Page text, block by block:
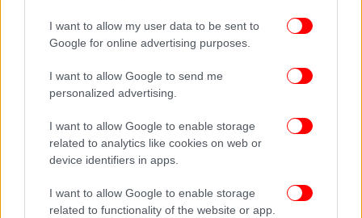
I want to allow my user data to be sent to
Google for online advertising purposes.
I want to allow Google to send me
personalized advertising.
I want to allow Google to enable storage
related to analytics like cookies on web or
device identifiers in apps.
I want to allow Google to enable storage
related to functionality of the website or app.
θητείας του «οι επιδόσεις του στον απαραίτητο
εξορθολογισμό της λειτουργίας του Δημοσίου και
στον περιορισμό των πελατειακών πρακτικών ήταν
δυστυχώς αναιμικές, πέρα από τη διαρκή επίκληση
των απολύσεων ως θεραπείας "δια πάσαν νόσον"».
Ακολουθήστε το στο Google News
Δείτε όλες τις τελευταίεςΕιδήσειςαπό την Ελλάδα και τον Κόσμο,